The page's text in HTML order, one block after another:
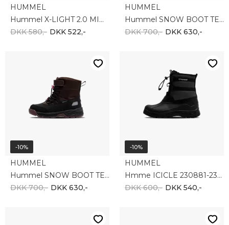
HUMMEL
Hummel X-LIGHT 2.0 MID TEX JR 229877-7381
DKK 580,- DKK 522,-
HUMMEL
Hummel SNOW BOOT TEX 229879-7381
DKK 700,- DKK 630,-
-10%
HUMMEL
Hummel SNOW BOOT TEX 229879-8029
DKK 700,- DKK 630,-
-10%
HUMMEL
Hmme ICICLE 230881-2366
DKK 600,- DKK 540,-